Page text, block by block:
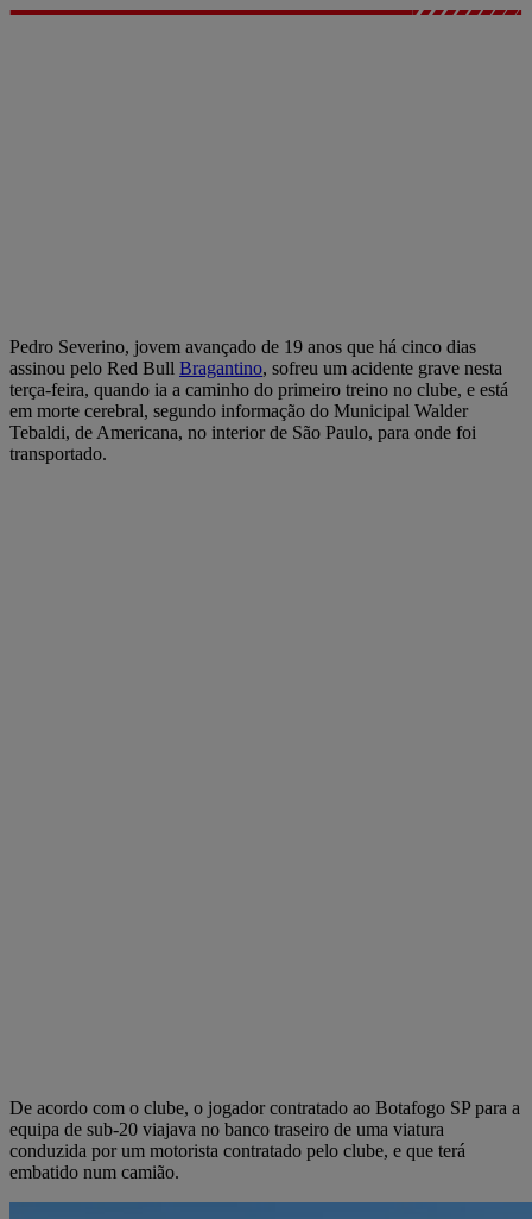
Pedro Severino, jovem avançado de 19 anos que há cinco dias
assinou pelo Red Bull Bragantino, sofreu um acidente grave nesta
terça-feira, quando ia a caminho do primeiro treino no clube, e está
em morte cerebral, segundo informação do Municipal Walder
Tebaldi, de Americana, no interior de São Paulo, para onde foi
transportado.
De acordo com o clube, o jogador contratado ao Botafogo SP para a
equipa de sub-20 viajava no banco traseiro de uma viatura
conduzida por um motorista contratado pelo clube, e que terá
embatido num camião.